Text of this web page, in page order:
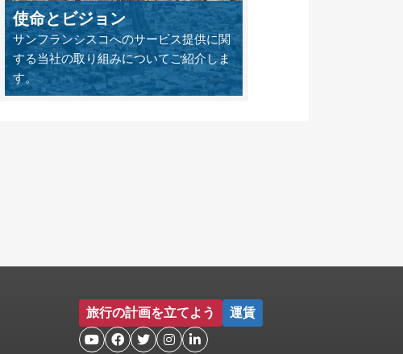
使命とビジョン
サンフランシスコへのサービス提供に関
する当社の取り組みについてご紹介しま
す。
旅行の計画を立てよう 運賃
    